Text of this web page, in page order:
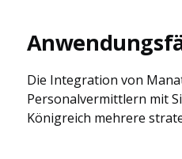
Die Integration von
Personalvermittlern mit
Königreich mehrere